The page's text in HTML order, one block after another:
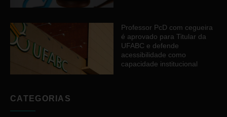
Professor PcD com cegueira
é aprovado para Titular da
UFABC e defende
acessibilidade como
capacidade institucional
CATEGORIAS